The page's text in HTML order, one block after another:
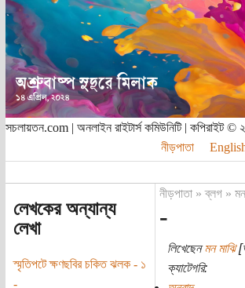
সচলায়তন.com | অনলাইন রাইটার্স কমিউনিটি | কপিরাইট
নীড়পাতা
লেখকের অন্যান্য
লেখা
স্মৃতিপটে ক্ষণছবির চকিত ঝলক - ১
-
নীড়পাতা»ব্লগ»
-
লিখেছেনমন মাঝি
ক্যাটেগরি: